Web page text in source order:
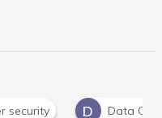
D Data Center